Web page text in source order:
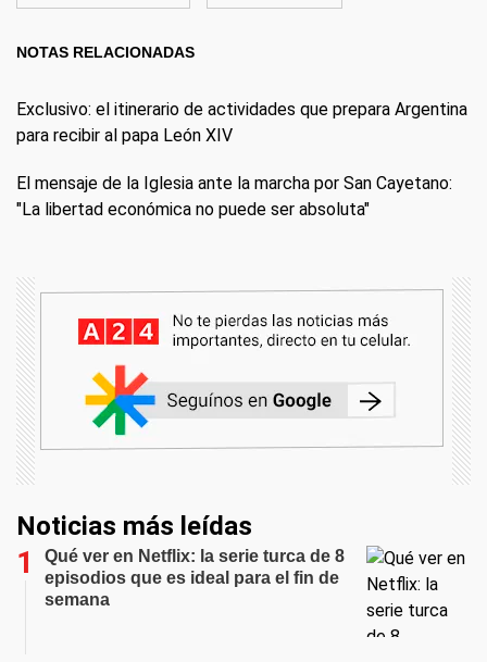
NOTAS RELACIONADAS
Exclusivo: el itinerario de actividades que prepara Argentina
para recibir al papa León XIV
El mensaje de la Iglesia ante la marcha por San Cayetano:
"La libertad económica no puede ser absoluta"
Noticias más leídas
Qué ver en Netflix: la serie turca de 8
episodios que es ideal para el fin de
semana